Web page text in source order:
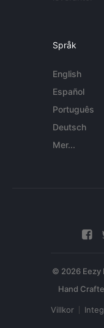
Språk
English
Español
Português
Deutsch
Mer...
© 2026 Eezy
Villkor